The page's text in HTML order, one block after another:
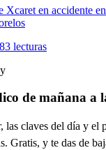
Xcaret en accidente
lecturas
de mañana a
las claves del día y
Gratis, y te das de